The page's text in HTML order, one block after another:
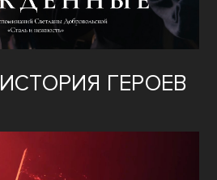
ИСТОРИЯ ГЕРОЕВ